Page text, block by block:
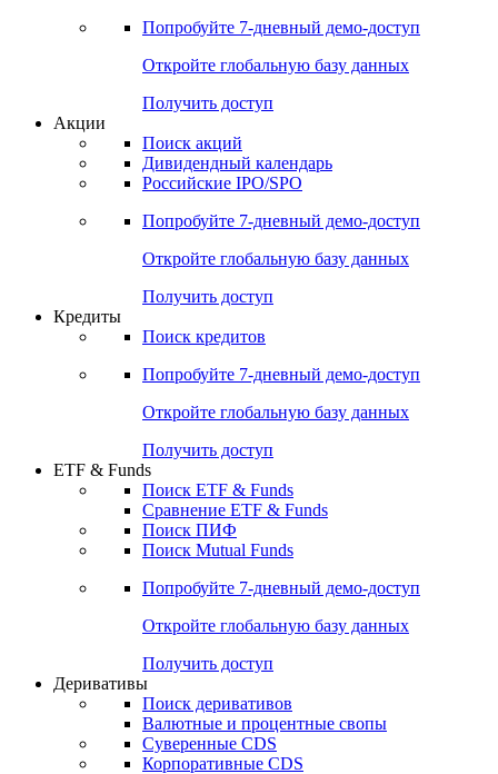
Попробуйте 7-дневный демо-доступ
Откройте глобальную базу данных
Получить доступ
Акции
Поиск акций
Дивидендный календарь
Российские IPO/SPO
Попробуйте 7-дневный демо-доступ
Откройте глобальную базу данных
Получить доступ
Кредиты
Поиск кредитов
Попробуйте 7-дневный демо-доступ
Откройте глобальную базу данных
Получить доступ
ETF & Funds
Поиск ETF & Funds
Сравнение ETF & Funds
Поиск ПИФ
Поиск Mutual Funds
Попробуйте 7-дневный демо-доступ
Откройте глобальную базу данных
Получить доступ
Деривативы
Поиск деривативов
Валютные и процентные свопы
Суверенные CDS
Корпоративные CDS